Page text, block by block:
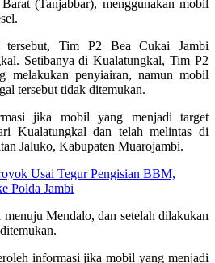
(Tanjabbar), menggunakan mobil
tersebut, Tim P2 Bea Cukai Jambi
Setibanya di Kualatungkal, Tim P2
melakukan penyiairan, namun mobil
tersebut tidak ditemukan.
jika mobil yang menjadi target
Kualatungkal dan telah melintas di
Jaluko, Kabupaten Muarojambi.
Usai Tegur Pengisian BBM,
Polda Jambi
Mendalo, dan setelah dilakukan
informasi jika mobil yang menjadi